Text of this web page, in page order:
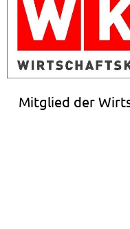
Mitglied der